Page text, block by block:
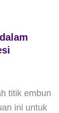
titik embun
ini untuk